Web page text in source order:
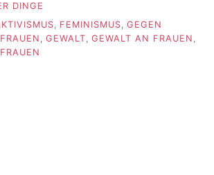
DINGE
FEMINISMUS GEGEN
GEWALT GEWALT AN FRAUEN